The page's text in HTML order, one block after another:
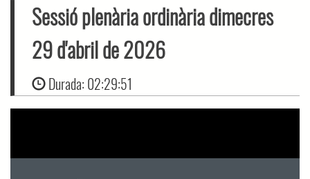
Sessió plenària ordinària dimecres
29 d'abril de 2026
Durada: 02:29:51